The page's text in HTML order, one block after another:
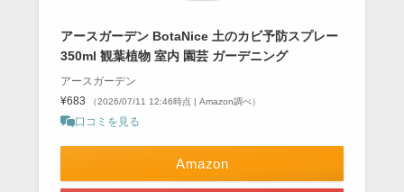
アースガーデン BotaNice 土のカビ予防スプレー
350ml 観葉植物 室内 園芸 ガーデニング
アースガーデン
¥683
（2026/07/11 12:46時点 | Amazon調べ）
口コミを見る
Amazon